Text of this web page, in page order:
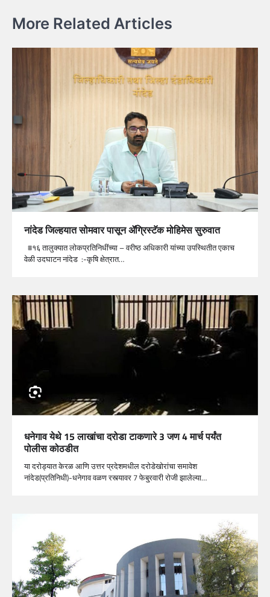
More Related Articles
नांदेड जिल्‍हयात सोमवार पासून ॲग्रिस्टॅक मोहिमेस सुरुवात
#१६ तालुक्‍यात लोकप्रतिनिधींच्‍या – वरीष्‍ठ अधिकारी यांच्‍या उपस्थितीत एकाच
वेळी उदघाटन नांदेड :-कृषि क्षेत्रात…
धनेगाव येथे 15 लाखांचा दरोडा टाकणारे 3 जण 4 मार्च पर्यंत
पोलीस कोठडीत
या दरोड्यात केरळ आणि उत्तर प्रदेशमधील दरोडेखोरांचा समावेश
नांदेड(प्रतिनिधी)-धनेगाव वळण रस्त्यावर 7 फेबु्रवारी रोजी झालेल्या…